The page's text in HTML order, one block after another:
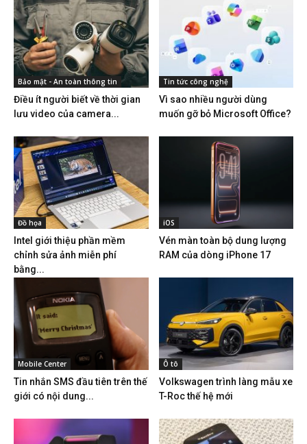
Bảo mật - An toàn thông tin
Điều ít người biết về thời gian
lưu video của camera...
Tin tức công nghệ
Vì sao nhiều người dùng
muốn gỡ bỏ Microsoft Office?
Đồ họa
Intel giới thiệu phần mềm
chỉnh sửa ảnh miễn phí
bằng...
iOS
Vén màn toàn bộ dung lượng
RAM của dòng iPhone 17
Mobile Center
Tin nhắn SMS đầu tiên trên thế
giới có nội dung...
Ô tô
Volkswagen trình làng mẫu xe
T-Roc thế hệ mới